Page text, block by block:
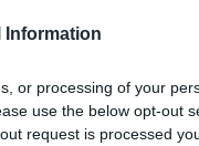
Information
or processing of your
use the below opt-out
request is processed
για όλο το